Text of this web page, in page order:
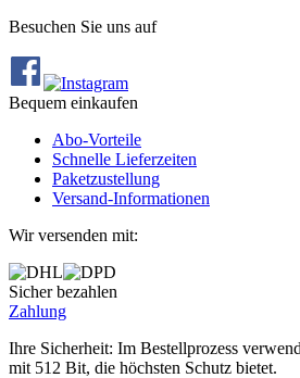
Besuchen Sie uns auf
Bequem einkaufen
Abo‐Vorteile
Schnelle Lieferzeiten
Paketzustellung
Versand‐Informationen
Wir versenden mit:
Sicher bezahlen
Zahlung
Ihre Sicherheit: Im Bestellprozess
mit 512 Bit, die höchsten Schutz bietet.